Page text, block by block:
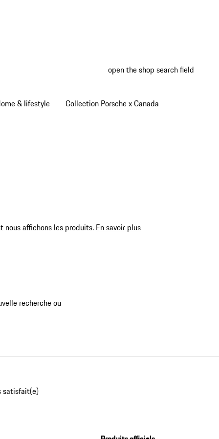
open the shop search field
& lifestyle Collection Porsche x Canada
nous affichons les produits. En savoir plus
recherche ou
satisfait(e)